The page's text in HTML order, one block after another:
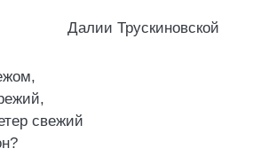
Далии Трускиновской
свежий